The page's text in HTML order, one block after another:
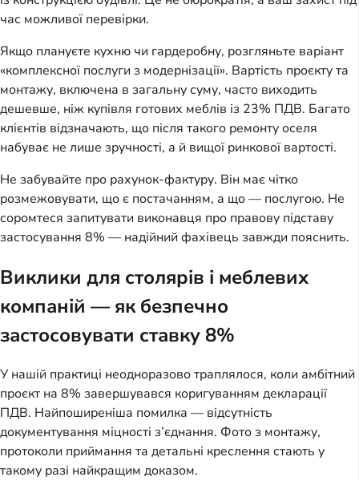
час можливої перевірки.
Якщо плануєте кухню чи гардеробну, розгляньте варіант
«комплексної послуги з модернізації». Вартість проєкту та
монтажу, включена в загальну суму, часто виходить
дешевше, ніж купівля готових меблів із 23% ПДВ. Багато
клієнтів відзначають, що після такого ремонту оселя
набуває не лише зручності, а й вищої ринкової вартості.
Не забувайте про рахунок-фактуру. Він має чітко
розмежовувати, що є постачанням, а що — послугою. Не
соромтеся запитувати виконавця про правову підставу
застосування 8% — надійний фахівець завжди пояснить.
Виклики для столярів і меблевих
компаній — як безпечно
застосовувати ставку 8%
У нашій практиці неодноразово траплялося, коли амбітний
проєкт на 8% завершувався коригуванням декларації
ПДВ. Найпоширеніша помилка — відсутність
документування міцності з’єднання. Фото з монтажу,
протоколи приймання та детальні креслення стають у
такому разі найкращим доказом.